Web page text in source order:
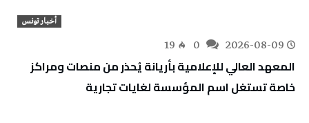
أخبار تونس
2026-08-09
19
المعهد العالي للإعلامية بأريانة يُحذر من منصات ومراكز
خاصة تستغل اسم المؤسسة لغايات تجارية